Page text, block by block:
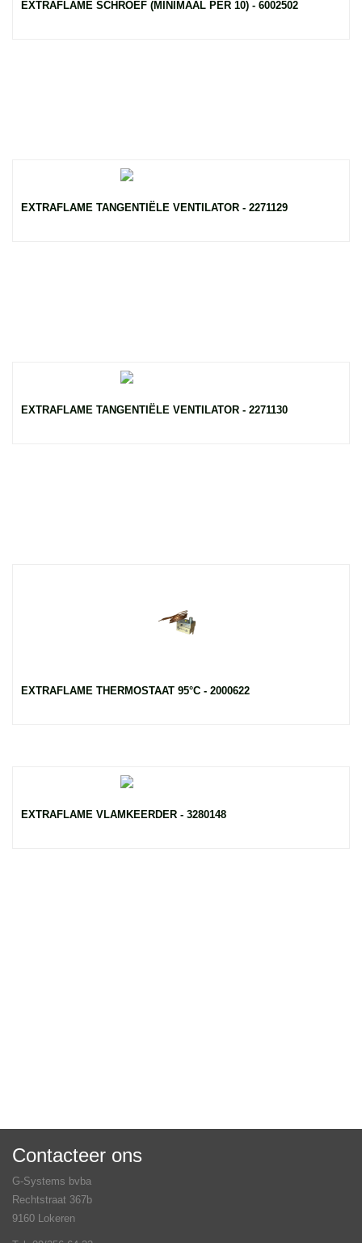
EXTRAFLAME SCHROEF (MINIMAAL PER 10) - 6002502
EXTRAFLAME TANGENTIËLE VENTILATOR - 2271129
EXTRAFLAME TANGENTIËLE VENTILATOR - 2271130
EXTRAFLAME THERMOSTAAT 95°C - 2000622
EXTRAFLAME VLAMKEERDER - 3280148
Contacteer ons
G-Systems bvba
Rechtstraat 367b
9160 Lokeren